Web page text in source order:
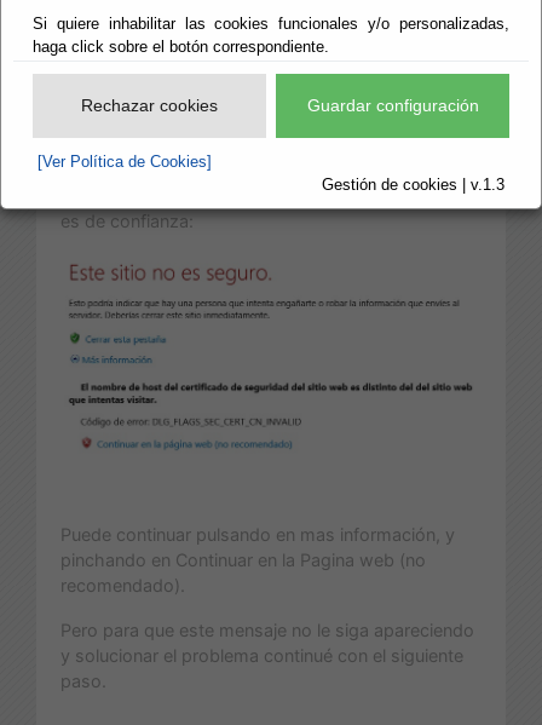
Si quiere inhabilitar las cookies funcionales y/o personalizadas,
haga click sobre el botón correspondiente.
Rechazar cookies Guardar configuración
[Ver Política de Cookies]
Gestión de cookies | v.1.3
de Moneda y Timbre (FNMT), que la identifica de
forma inequívoca y permite el establecimiento de
conexiones seguras entre el navegador del
ciudadano y la propia Sede.
Si su navegador no tiene instalados estos
certificados, le mostrará el siguiente mensaje de
alerta de seguridad indicándole que el sitio web no
es de confianza:
Puede continuar pulsando en mas información, y
pinchando en Continuar en la Pagina web (no
recomendado).
Pero para que este mensaje no le siga apareciendo
y solucionar el problema continué con el siguiente
paso.